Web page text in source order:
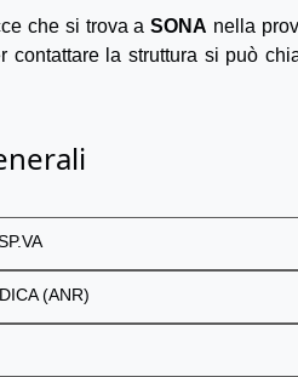
che si trova aSONA nella
contattare la struttura si può
(ANR)